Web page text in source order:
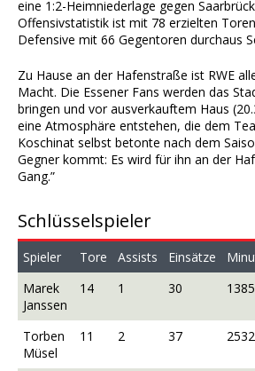
eine 1:2-Heimniederlage gegen
Offensivstatistik ist mit 78 erzielten
Defensive mit 66 Gegentoren durchaus
Zu Hause an der Hafenstraße ist RWE
Macht. Die Essener Fans werden das
bringen und vor ausverkauftem Haus
eine Atmosphäre entstehen, die dem
Koschinat selbst betonte nach dem
Gegner kommt: Es wird für ihn an der
Gang.”
Schlüsselspieler
Spieler Tore Assists Einsätze
Marek
Janssen
14 1 30 1385
Torben
Müsel
11 2 37 2532